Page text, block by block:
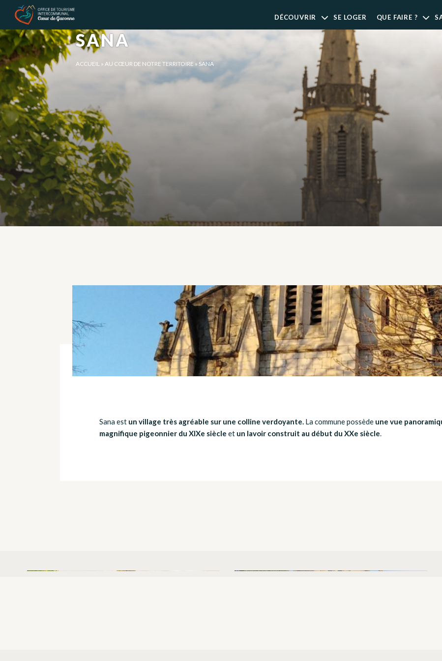
DÉCOUVRIR SE LOGER QUE FAIRE ?
SANA
ACCUEIL »AU CŒUR DE NOTRE TERRITOIRE » SANA
Sana est un village très agréable sur une colline verdoyante. La commune possède une vue
magnifique pigeonnier du XIXe siècle et un lavoir construit au début du XXe siècle.
Panneau de gestion des cookies